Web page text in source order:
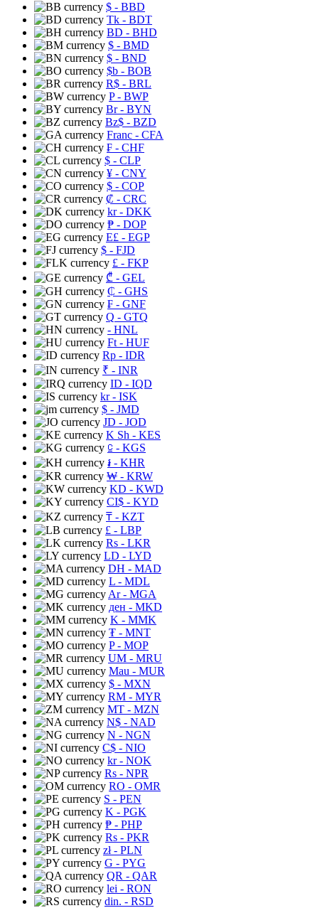
$ - BBD
Tk - BDT
BD - BHD
$ - BMD
$ - BND
$b - BOB
R$ - BRL
P- BWP
Br- BYN
Bz$ - BZD
Franc - CFA
₣ - CHF
$ - CLP
¥ - CNY
$ - COP
₡ - CRC
kr- DKK
₱ - DOP
E£ - EGP
$ - FJD
£ - FKP
₾ - GEL
₵ - GHS
₣ - GNF
Q - GTQ
- HNL
Ft - HUF
Rp - IDR
₹ - INR
ID - IQD
kr- ISK
$ - JMD
JD - JOD
K Sh - KES
⃀ - KGS
៛ - KHR
₩ - KRW
KD - KWD
CI$ - KYD
₸ - KZT
£ - LBP
Rs - LKR
LD - LYD
DH - MAD
L - MDL
Ar- MGA
ден - MKD
K - MMK
₮ - MNT
P- MOP
UM - MRU
Mau - MUR
$ - MXN
RM - MYR
MT - MZN
N$ - NAD
N - NGN
C$ - NIO
kr- NOK
Rs - NPR
RO - OMR
S - PEN
K - PGK
₱ - PHP
Rs - PKR
zł- PLN
G - PYG
QR - QAR
lei - RON
din. - RSD